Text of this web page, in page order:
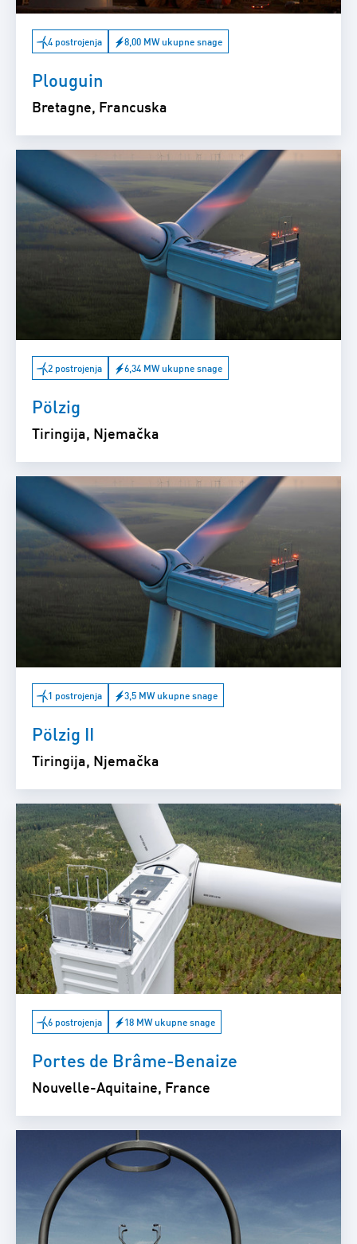
4 postrojenja 8,00 MW ukupne snage
Plouguin
Bretagne, Francuska
2 postrojenja 6,34 MW ukupne snage
Pölzig
Tiringija, Njemačka
1 postrojenja 3,5 MW ukupne snage
Pölzig II
Tiringija, Njemačka
6 postrojenja 18 MW ukupne snage
Portes de Brâme-Benaize
Nouvelle-Aquitaine, France